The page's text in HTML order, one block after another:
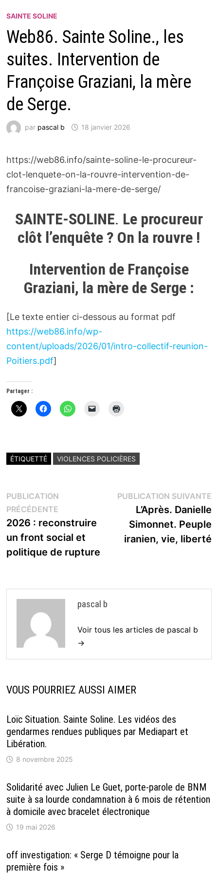
SAINTE SOLINE
Web86. Sainte Soline., les
suites. Intervention de
Françoise Graziani, la mère
de Serge.
par pascal b 18 janvier 2026
https://web86.info/sainte-soline-le-procureur-
clot-lenquete-on-la-rouvre-intervention-de-
francoise-graziani-la-mere-de-serge/
SAINTE-SOLINE. Le procureur
clôt l’enquête ? On la rouvre !
Intervention de Françoise
Graziani, la mère de Serge :
[Le texte entier ci-dessous au format pdf
https://web86.info/wp-
content/uploads/2026/01/intro-collectif-reunion-
Poitiers.pdf]
Partager :
ÉTIQUETTÉ VIOLENCES POLICIÈRES
Navigation
de
l’article
PUBLICATION
PRÉCÉDENTEPublication
précédente :
2026 : reconstruire
un front social et
politique de rupture
PUBLICATION SUIVANTE
L’Après. Danielle
Simonnet. Peuple
iranien, vie, liberté
pascal b
Voir tous les articles de pascal b
→
VOUS POURRIEZ AUSSI AIMER
Loïc Situation. Sainte Soline. Les vidéos des
gendarmes rendues publiques par Mediapart et
Libération.
8 novembre 2025
Solidarité avec Julien Le Guet, porte-parole de BNM
suite à sa lourde condamnation à 6 mois de rétention
à domicile avec bracelet électronique
19 mai 2026
off investigation: « Serge D témoigne pour la
première fois »